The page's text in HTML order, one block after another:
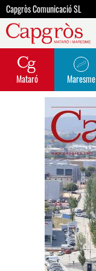
Capgròs Comunicació SL
Mataró Maresme